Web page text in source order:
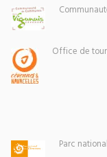
Office de
Parc